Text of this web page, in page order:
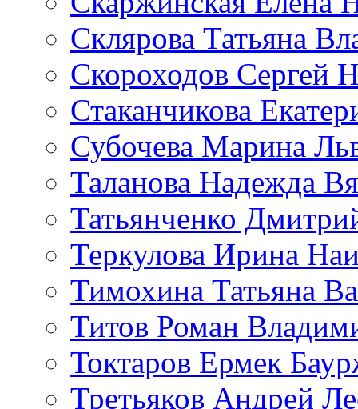
Склярова Татьяна
Скороходов Сергей
Стаканчикова
Субочева Марина
Таланова Надежда
Татьянченко
Теркулова Ирина
Тимохина Татьяна
Титов Роман
Токтаров Ермек
Третьяков Андрей